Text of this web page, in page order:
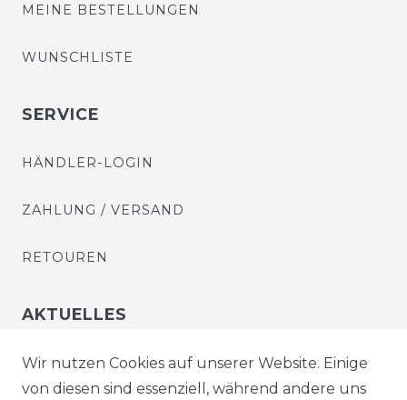
MEINE BESTELLUNGEN
WUNSCHLISTE
SERVICE
HÄNDLER-LOGIN
ZAHLUNG / VERSAND
RETOUREN
AKTUELLES
STELLENANGEBOTE
Wir nutzen Cookies auf unserer Website. Einige
von diesen sind essenziell, während andere uns